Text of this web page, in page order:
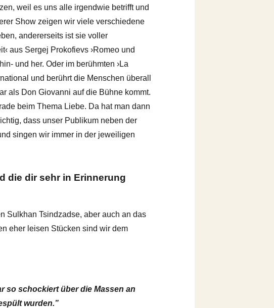
weil es uns alle irgendwie betrifft und
Show zeigen wir viele verschiedene
andererseits ist sie voller
aus Sergej Prokofievs ›Romeo und
und her. Oder im berühmten ›La
und berührt die Menschen überall
als Don Giovanni auf die Bühne kommt.
beim Thema Liebe. Da hat man dann
dass unser Publikum neben der
singen wir immer in der jeweiligen
die dir sehr in Erinnerung
Sulkhan Tsindzadse, aber auch an das
eher leisen Stücken sind wir dem
so schockiert über die Massen an
wurden.”